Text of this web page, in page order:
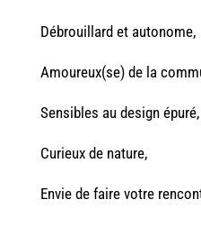
Débrouillard et autonome,
Amoureux(se) de la
Sensibles au design épuré,
Curieux de nature,
Envie de faire votre